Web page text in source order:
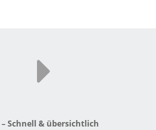
Schnell & übersichtlich